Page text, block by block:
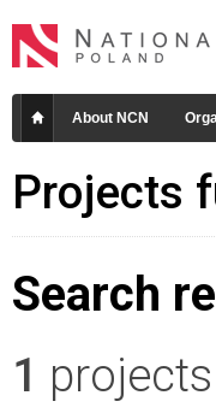
About NCN
Projects
Search
1